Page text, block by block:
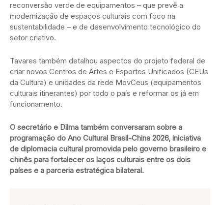
reconversão verde de equipamentos – que prevê a
modernização de espaços culturais com foco na
sustentabilidade – e de desenvolvimento tecnológico do
setor criativo.
Tavares também detalhou aspectos do projeto federal de
criar novos Centros de Artes e Esportes Unificados (CEUs
da Cultura) e unidades da rede MovCeus (equipamentos
culturais itinerantes) por todo o país e reformar os já em
funcionamento.
O secretário e Dilma também conversaram sobre a
programação do Ano Cultural Brasil-China 2026, iniciativa
de diplomacia cultural promovida pelo governo brasileiro e
chinês para fortalecer os laços culturais entre os dois
países e a parceria estratégica bilateral.